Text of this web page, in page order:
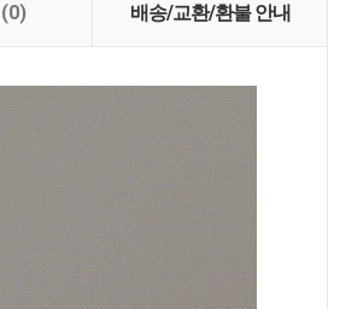
(0) 배송/교환/환불 안내